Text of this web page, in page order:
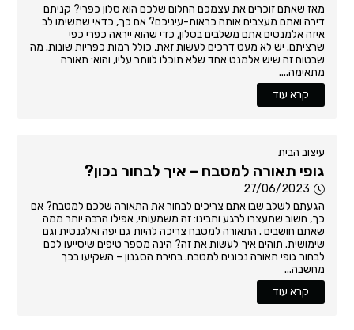
מאז שאתם זוכרים את עצמכם החלום שלכם הוא סלון כפרי? קניתם
דירה ואתם מעצבים אותה כראות-עיניכם? אם כך, כדאי שתשימו לב
איזה אלמנטים אתם משלבים בסלון, כדי שהוא ייראה כפרי כפי
שרציתם. יש לא מעט דרכים לעשות זאת, כולל רמות כפריות שונות. מה
שבטוח זה שיש אלמנט אחד שלא תוכלו לוותר עליו, והוא: תאורה
מתאימה....
קרא עוד
עיצוב הבית
גופי תאורה למטבח – איך לבחור נכון?
27/06/2023
הגעתם לשלב שבו אתם צריכים לבחור את התאורה שלכם למטבח? אם
כך, חשוב שתעצרו לרגע ותבינו: זה משמעותי, אפילו הרבה יותר ממה
שאתם חושבים . התאורה למטבח צריכה להיות גם יפה ואלגנטית וגם
שימושית. תוהים איך לעשות את זה? הינה מספר טיפים שיסייעו לכם
לבחור גופי תאורה נכונים למטבח. בחירת הסגנון – השקיעו בכך
מחשבה...
קרא עוד